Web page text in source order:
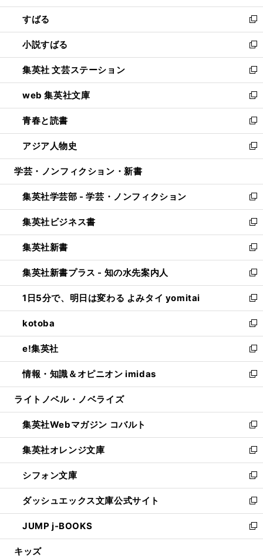
開
く
ウ
で
開
く
ン
ド
ウ
で
開
く
すばる
新
し
い
ウ
ィ
ン
ド
ウ
で
開
く
小説すばる
新
し
い
ウ
ィ
ン
ド
ウ
で
開
集英社 文芸ステーション
新
し
い
ウ
ィ
ン
ド
ウ
開
く
web 集英社文庫
新
し
い
ウ
ィ
ン
ウ
で
開
く
青春と読書
新
し
い
ウ
ン
ド
ウ
で
開
く
アジア人物史
新
し
ウ
ィ
ン
ド
ウ
で
開
く
学芸・ノンフィクション・新書
集英社学芸部 - 学芸・ノンフィクション
新
し
い
ウ
ィ
ン
ド
ウ
で
開
く
集英社ビジネス書
新
し
い
ウ
ィ
ン
ド
ウ
で
開
く
集英社新書
新
し
い
ウ
ィ
ン
ド
ウ
で
開
く
集英社新書プラス - 知の水先案内人
新
し
い
ウ
ィ
ン
ド
ウ
で
開
1日5分で、明日は変わる よみタイ yomitai
新
し
い
ウ
ィ
ン
ド
ウ
開
く
kotoba
新
し
い
ウ
ィ
ン
ウ
で
開
く
e!集英社
新
し
い
ウ
ン
ド
ウ
で
開
く
情報・知識＆オピニオン imidas
新
し
ウ
ィ
ン
ド
ウ
で
開
く
ライトノベル・ノベライズ
集英社Webマガジン コバルト
新
し
い
ウ
ィ
ン
ド
ウ
で
開
集英社オレンジ文庫
新
し
い
ウ
ィ
ン
ド
ウ
シフォン文庫
新
し
い
ウ
ィ
ン
ダッシュエックス文庫公式サイト
新
し
い
ウ
JUMP j-BOOKS
新
し
キッズ